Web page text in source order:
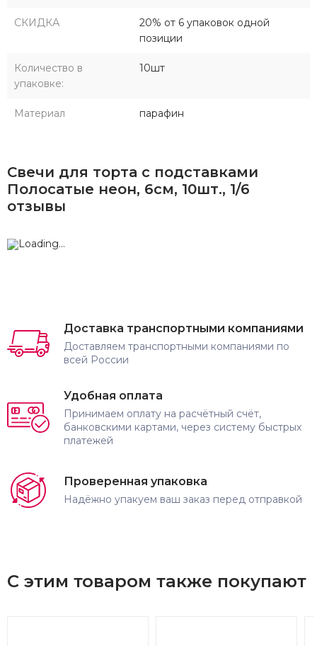
СКИДКА
20% от 6 упаковок одной
позиции
Количество в
упаковке:
10шт
Материал парафин
Свечи для торта с подставками
Полосатые неон, 6см, 10шт., 1/6
отзывы
Доставка транспортными компаниями
Доставляем транспортными компаниями по
всей России
Удобная оплата
Принимаем оплату на расчётный счёт,
банковскими картами, через систему быстрых
платежей
Проверенная упаковка
Надёжно упакуем ваш заказ перед отправкой
С этим товаром также покупают